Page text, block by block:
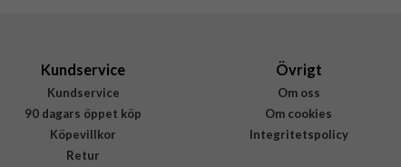
Kundservice
Kundservice
90 dagars öppet köp
Köpevillkor
Retur
Övrigt
Om oss
Om cookies
Integritetspolicy